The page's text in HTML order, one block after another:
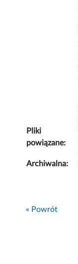
Pliki
powiązane:
Archiwalna:
« Powrót